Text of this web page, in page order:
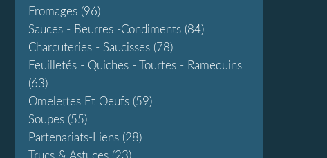
Fromages (96)
Sauces - Beurres -condiments (84)
Charcuteries - Saucisses (78)
Feuilletés - Quiches - Tourtes - Ramequins
(63)
Omelettes Et Oeufs (59)
Soupes (55)
Partenariats-Liens (28)
Trucs & Astuces (23)